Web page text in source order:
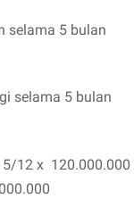
selama 5 bulan
selama 5 bulan
12 x 120.000.000